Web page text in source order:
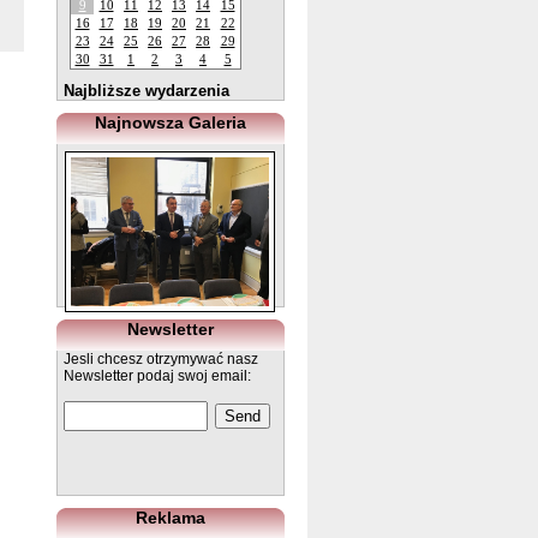
9
10 11 12 13 14
15
16
17 18 19 20 21
22
23
24 25 26 27 28
29
30
31 1 2 3 4 5
Najbliższe wydarzenia
Najnowsza Galeria
Newsletter
Jesli chcesz otrzymywać nasz
Newsletter podaj swoj email:
Reklama